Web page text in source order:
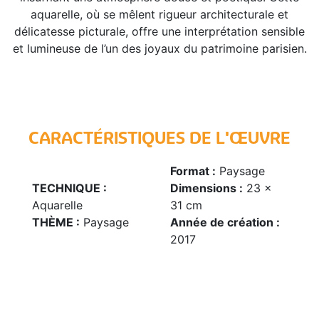
aquarelle, où se mêlent rigueur architecturale et
délicatesse picturale, offre une interprétation sensible
et lumineuse de l’un des joyaux du patrimoine parisien.
CARACTÉRISTIQUES DE L'ŒUVRE
TECHNIQUE :
Aquarelle
THÈME : Paysage
Format : Paysage
Dimensions : 23 x
31 cm
Année de création :
2017